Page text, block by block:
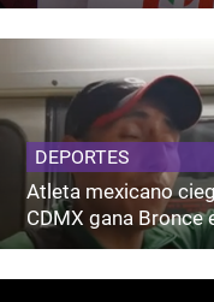
DEPORTES
Atleta mexicano
CDMX gana